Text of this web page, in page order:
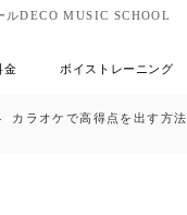
ルDECO MUSIC SCHOOL
金 ボイストレーニング
› カラオケで高得点を出す方法